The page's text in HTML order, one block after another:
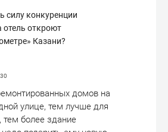
силу конкуренции
отель откроют
Казани?
домов на
улице, тем лучше для
более здание